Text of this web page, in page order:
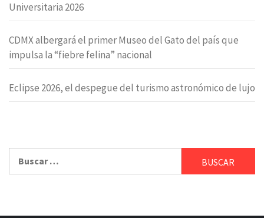
Universitaria 2026
CDMX albergará el primer Museo del Gato del país que
impulsa la “fiebre felina” nacional
Eclipse 2026, el despegue del turismo astronómico de lujo